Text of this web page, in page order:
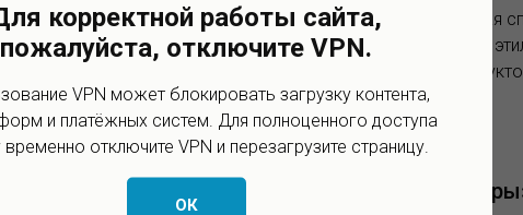
этом он
распадается до
после себя
на 100%
Окислительная
нейтрализует
овощей и
Борьба с
корректной работы сайта,
пожалуйста, отключите VPN.
VPN может блокировать загрузку контента,
и платёжных систем. Для полноценного доступа
временно отключите VPN и перезагрузите страницу.
ОК